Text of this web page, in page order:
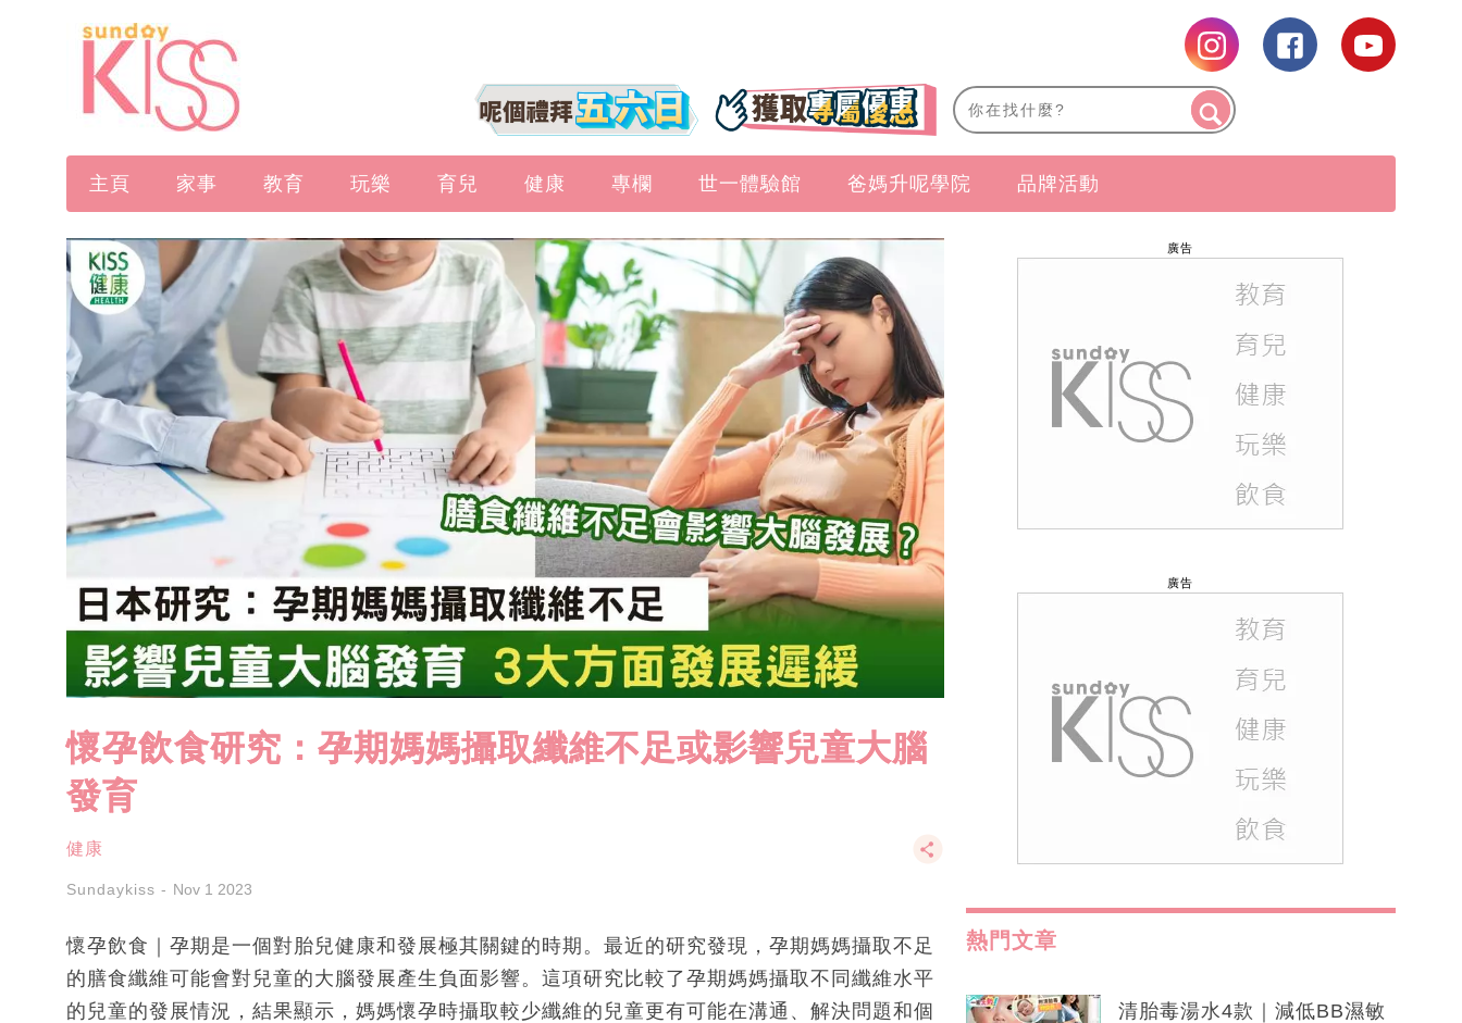
主頁 家事 教育 玩樂 育兒 健康 專欄 世一體驗館 爸媽升呢學院 品牌活動
懷孕飲食研究：孕期媽媽攝取纖維不足或影響兒童大腦
發育
健康
Sundaykiss Nov 1 2023
懷孕飲食｜孕期是一個對胎兒健康和發展極其關鍵的時期。最近的研究發現，孕期媽媽攝取不足
的膳食纖維可能會對兒童的大腦發展產生負面影響。這項研究比較了孕期媽媽攝取不同纖維水平
的兒童的發展情況，結果顯示，媽媽懷孕時攝取較少纖維的兒童更有可能在溝通、解決問題和個
廣告
廣告
熱門文章
清胎毒湯水4款｜減低BB濕敏